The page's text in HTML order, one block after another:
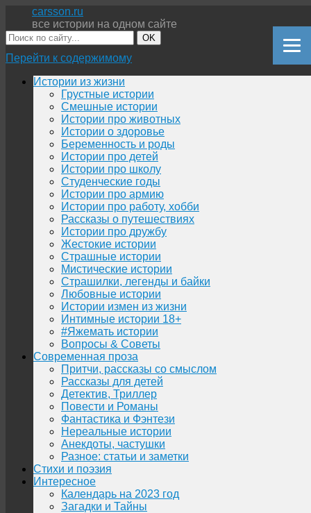
carsson.ru
все истории на одном сайте
OK
Перейти к содержимому
Истории из жизни
Грустные истории
Смешные истории
Истории про животных
Истории о здоровье
Беременность и роды
Истории про детей
Истории про школу
Студенческие годы
Истории про армию
Истории про работу, хобби
Рассказы о путешествиях
Истории про дружбу
Жестокие истории
Страшные истории
Мистические истории
Страшилки, легенды и байки
Любовные истории
Истории измен из жизни
Интимные истории 18+
#Яжемать истории
Вопросы & Советы
Современная проза
Притчи, рассказы со смыслом
Рассказы для детей
Детектив, Триллер
Повести и Романы
Фантастика и Фэнтези
Нереальные истории
Анекдоты, частушки
Разное: статьи и заметки
Стихи и поэзия
Интересное
Календарь на 2023 год
Загадки и Тайны